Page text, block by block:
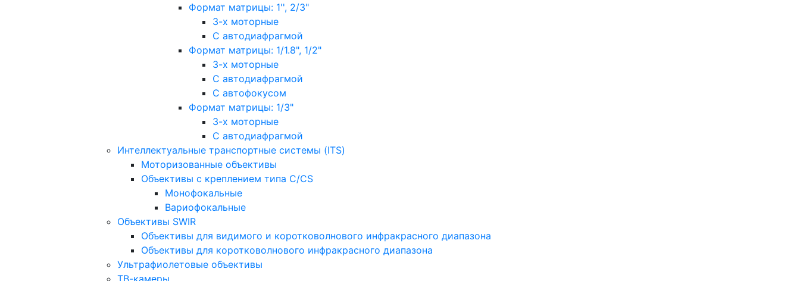
Формат матрицы: 1'', 2/3"
3-х моторные
С автодиафрагмой
Формат матрицы: 1/1.8", 1/2"
3-х моторные
С автодиафрагмой
С автофокусом
Формат матрицы: 1/3"
3-х моторные
С автодиафрагмой
Интеллектуальные транспортные системы (ITS)
Моторизованные объективы
Объективы с креплением типа C/CS
Монофокальные
Вариофокальные
Объективы SWIR
Объективы для видимого и коротковолнового инфракрасного диапазона
Объективы для коротковолнового инфракрасного диапазона
Ультрафиолетовые объективы
ТВ-камеры